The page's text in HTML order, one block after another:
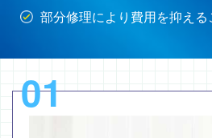
部分修理により費用を抑え
01